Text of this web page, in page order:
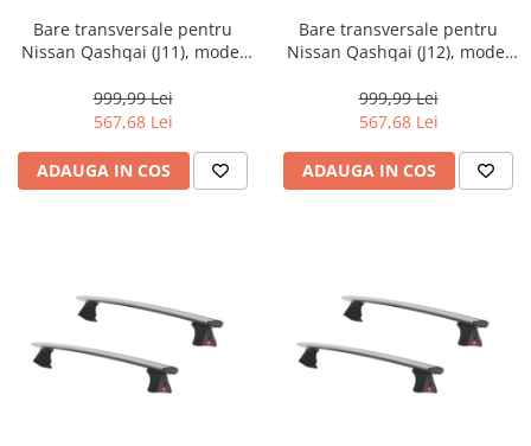
Bare transversale pentru
Nissan Qashqai (J11), model
ALU, sistem cu prindere pe
plafon normal, aluminiu,
999,99 Lei
567,68 Lei
ADAUGA IN COS
Bare transversale pentru
Nissan Qashqai (J12), model
ALU, sistem cu prindere pe
plafon normal, aluminiu,
999,99 Lei
567,68 Lei
ADAUGA IN COS